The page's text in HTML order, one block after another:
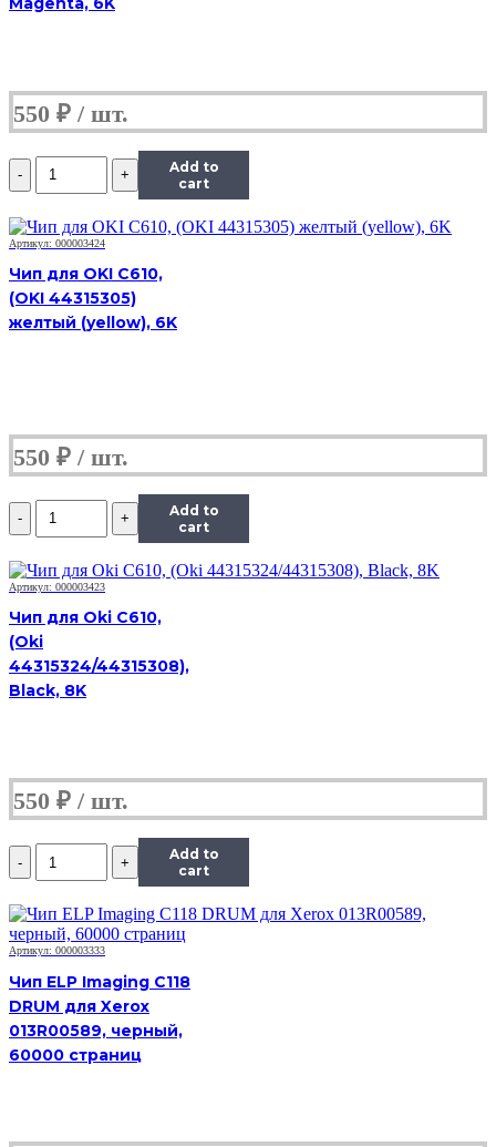
550 ₽
Количество
Чип
Black
к
картриджу
Xerox
WC
5019/5021/5022/5024
Add to
cart
Артикул: 000003424
Чип для OKI C610,
(OKI 44315305)
желтый (yellow), 6K
550 ₽
Количество
Чип
Black
к
картриджу
Xerox
WC
5019/5021/5022/5024
(013R00670),
Add to
cart
Артикул: 000003423
Чип для Oki C610,
(Oki
44315324/44315308),
Black, 8K
550 ₽
Количество
Чип
Black
к
картриджу
WC
5019/5021/5022/5024
(013R00670),
Drum,
Add to
cart
Артикул: 000003333
Чип ELP Imaging C118
DRUM для Xerox
013R00589, черный,
60000 страниц